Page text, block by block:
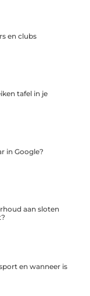
en clubs
tafel in je
in Google?
aan sloten
en wanneer is